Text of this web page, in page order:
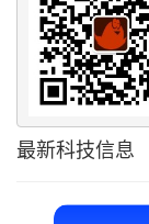
最新科技信息